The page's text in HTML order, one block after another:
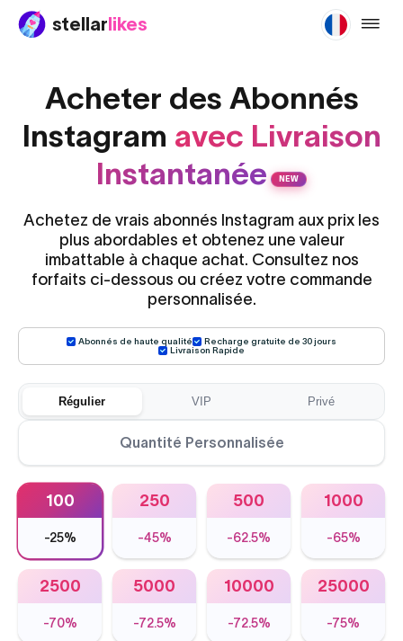
stellarlikes buy-
Acheter des Abonnés
Instagram avec Livraison
Instantanée
NEW
Achetez de vrais abonnés Instagram aux prix les
plus abordables et obtenez une valeur
imbattable à chaque achat. Consultez nos
forfaits ci-dessous ou créez votre commande
personnalisée.
Abonnés de haute qualité
Recharge gratuite de 30 jours
Livraison Rapide
Régulier VIP Privé
Quantité Personnalisée
100
-25%
250
-45%
500
-62.5%
1000
-65%
2500
-70%
5000
-72.5%
10000
-72.5%
25000
-75%